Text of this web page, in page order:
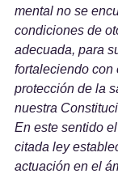
mental no se
condiciones de
adecuada, para
fortaleciendo con
protección de la
nuestra
En este sentido
citada ley
actuación en el